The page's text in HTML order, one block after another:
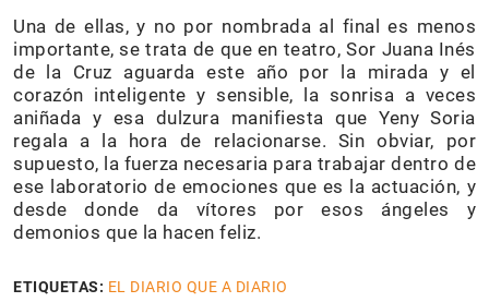
Una de ellas, y no por nombrada al final es menos
importante, se trata de que en teatro, Sor Juana Inés
de la Cruz aguarda este año por la mirada y el
corazón inteligente y sensible, la sonrisa a veces
aniñada y esa dulzura manifiesta que Yeny Soria
regala a la hora de relacionarse. Sin obviar, por
supuesto, la fuerza necesaria para trabajar dentro de
ese laboratorio de emociones que es la actuación, y
desde donde da vítores por esos ángeles y
demonios que la hacen feliz.
ETIQUETAS: EL DIARIO QUE A DIARIO